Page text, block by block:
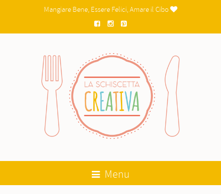
Mangiare Bene, Essere Felici, Amare il Cibo 
Menu